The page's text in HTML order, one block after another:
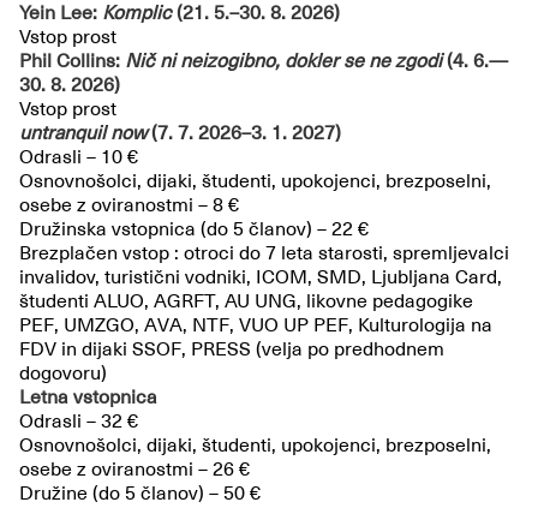
Yein Lee: Komplic(21. 5.–30. 8. 2026)
Vstop prost
Phil Collins: Nič ni neizogibno, dokler se ne zgodi(4. 6.—
30. 8. 2026)
Vstop prost
untranquil now(7. 7. 2026–3. 1. 2027)
Odrasli – 10 €
Osnovnošolci, dijaki, študenti, upokojenci, brezposelni,
osebe z oviranostmi – 8 €
Družinska vstopnica (do 5 članov) – 22 €
Brezplačen vstop : otroci do 7 leta starosti, spremljevalci
invalidov, turistični vodniki, ICOM, SMD, Ljubljana Card,
študenti ALUO, AGRFT, AU UNG, likovne pedagogike
PEF, UMZGO, AVA, NTF, VUO UP PEF, Kulturologija na
FDV in dijaki SSOF, PRESS (velja po predhodnem
dogovoru)
Letna vstopnica
Odrasli – 32 €
Osnovnošolci, dijaki, študenti, upokojenci, brezposelni,
osebe z oviranostmi – 26 €
Družine (do 5 članov) – 50 €